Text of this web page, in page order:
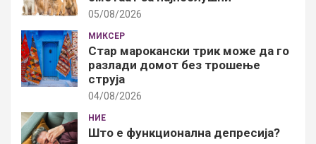
05/08/2026
МИКСЕР
Стар марокански трик може да го
разлади домот без трошење
струја
04/08/2026
НИЕ
Што е функционална депресија?